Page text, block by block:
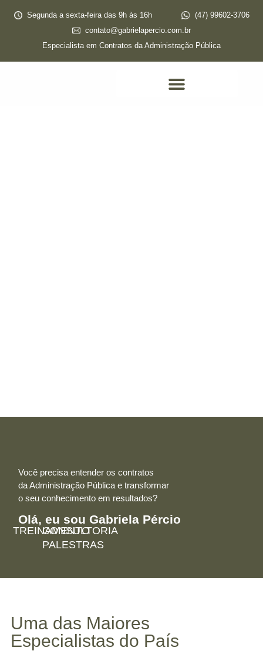
Segunda a sexta-feira das 9h às 16h
(47) 99602-3706
contato@gabrielapercio.com.br
Especialista em Contratos da Administração Pública
Você precisa entender os contratos
da Administração Pública e transformar
o seu conhecimento em resultados?
Olá, eu sou Gabriela Pércio
TREINAMENTO
CONSULTORIA
PALESTRAS
Uma das Maiores
Especialistas do País